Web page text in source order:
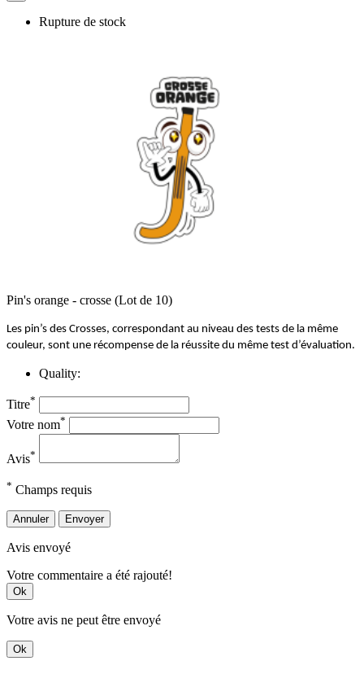
Rupture de stock
Pin's orange - crosse (Lot de 10)
Les pin’s des Crosses, correspondant au niveau des tests de la même
couleur, sont une récompense de la réussite du même test d’évaluation.
Quality:
Titre*
Votre nom*
Avis*
* Champs requis
Annuler Envoyer
Avis envoyé
Votre commentaire a été rajouté!
Ok
Votre avis ne peut être envoyé
Ok